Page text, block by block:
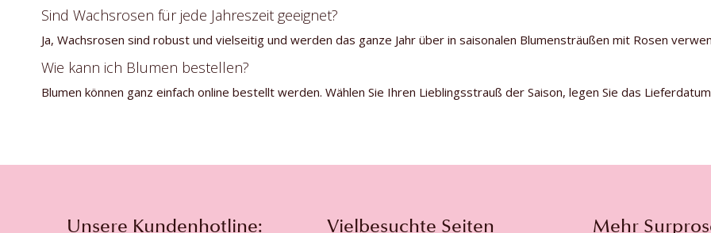
Sind Wachsrosen für jede Jahreszeit geeignet?
Ja, Wachsrosen sind robust und vielseitig und werden das ganze Jahr über in saisonalen Blumensträußen mit Rosen
Wie kann ich Blumen bestellen?
Blumen können ganz einfach online bestellt werden. Wählen Sie Ihren Lieblingsstrauß der Saison, legen Sie das
Unsere Kundenhotline: Vielbesuchte Seiten Mehr